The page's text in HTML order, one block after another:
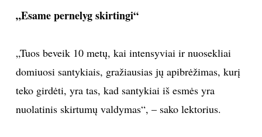
KNYGOS
INTERJERAS
„Esame pernelyg skirtingi“
„Tuos beveik 10 metų, kai intensyviai ir nuosekliai
domiuosi santykiais, gražiausias jų apibrėžimas, kurį
teko girdėti, yra tas, kad santykiai iš esmės yra
nuolatinis skirtumų valdymas“, – sako lektorius.